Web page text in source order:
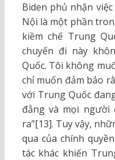
Biden phủ nhận
Nội là một phần
kiềm chế Trung
chuyến đi này
Quốc. Tôi không
chỉ muốn đảm bảo
với Trung Quốc
đẳng và mọi
ra”[13]. Tuy vậy,
qua của chính
tác khác khiến